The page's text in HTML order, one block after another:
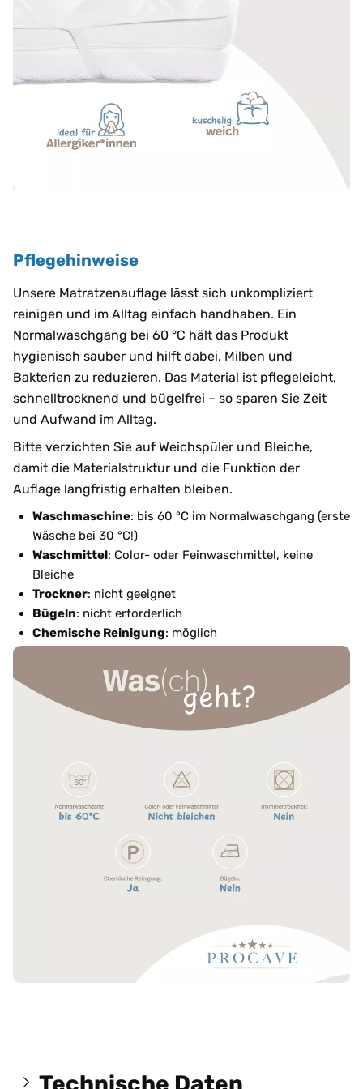
Pflegehinweise
Unsere Matratzenauflage lässt sich unkompliziert
reinigen und im Alltag einfach handhaben. Ein
Normalwaschgang bei 60 °C hält das Produkt
hygienisch sauber und hilft dabei, Milben und
Bakterien zu reduzieren. Das Material ist pflegeleicht,
schnelltrocknend und bügelfrei – so sparen Sie Zeit
und Aufwand im Alltag.
Bitte verzichten Sie auf Weichspüler und Bleiche,
damit die Materialstruktur und die Funktion der
Auflage langfristig erhalten bleiben.
Waschmaschine: bis 60 °C im Normalwaschgang (erste
Wäsche bei 30 °C!)
Waschmittel: Color- oder Feinwaschmittel, keine
Bleiche
Trockner: nicht geeignet
Bügeln: nicht erforderlich
Chemische Reinigung: möglich
Technische Daten